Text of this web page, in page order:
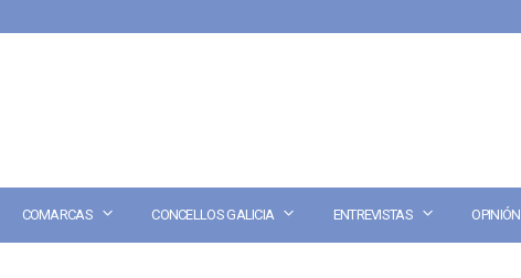
COMARCAS CONCELLOS GALICIA ENTREVISTAS OPINIÓN